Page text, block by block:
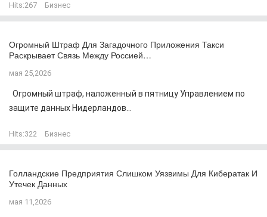
Hits:267 Бизнес
Огромный Штраф Для Загадочного Приложения Такси
Раскрывает Связь Между Россией…
мая 25,2026
Огромный штраф, наложенный в пятницу Управлением по
защите данных Нидерландов...
Hits:322 Бизнес
Голландские Предприятия Слишком Уязвимы Для Кибератак И
Утечек Данных
мая 11,2026